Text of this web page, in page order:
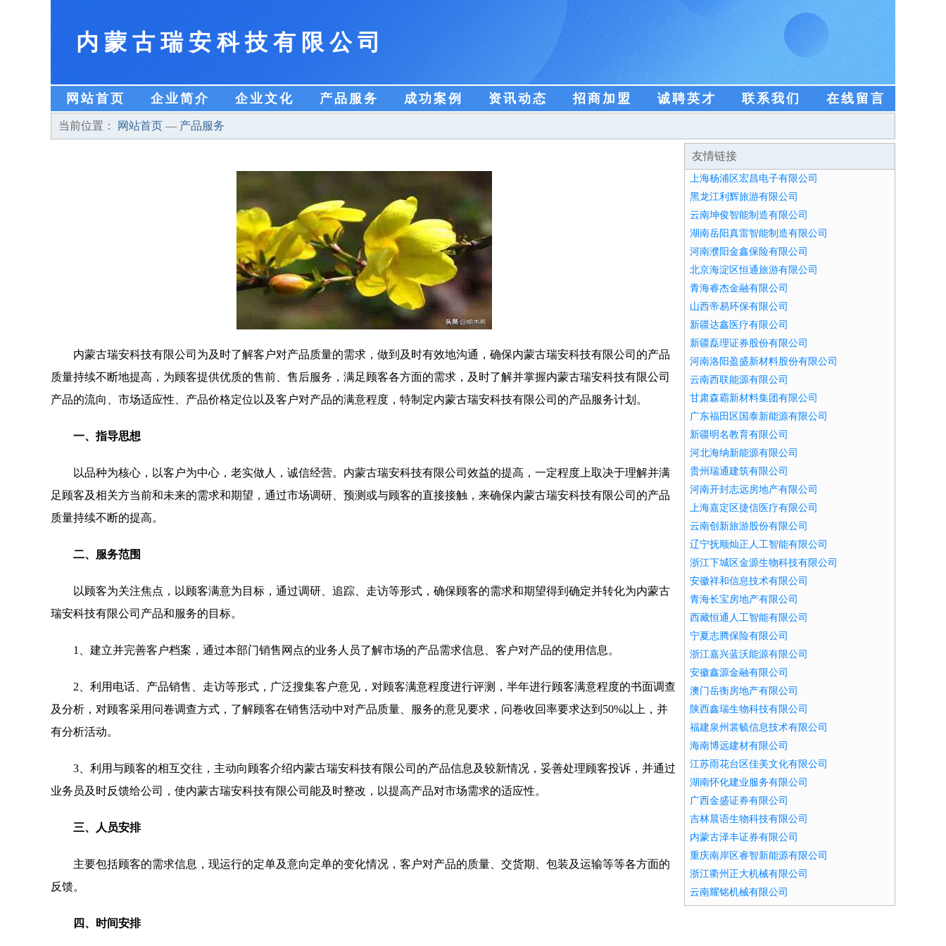
内蒙古瑞安科技有限公司
网站首页 企业简介 企业文化 产品服务 成功案例 资讯动态 招商加盟 诚聘英才 联系我们 在线留言
当前位置： 网站首页 — 产品服务
内蒙古瑞安科技有限公司为及时了解客户对产品质量的需求，做到及时有效地沟通，确保内蒙古瑞安科技有限公司的产品
质量持续不断地提高，为顾客提供优质的售前、售后服务，满足顾客各方面的需求，及时了解并掌握内蒙古瑞安科技有限公司
产品的流向、市场适应性、产品价格定位以及客户对产品的满意程度，特制定内蒙古瑞安科技有限公司的产品服务计划。
一、指导思想
以品种为核心，以客户为中心，老实做人，诚信经营。内蒙古瑞安科技有限公司效益的提高，一定程度上取决于理解并满
足顾客及相关方当前和未来的需求和期望，通过市场调研、预测或与顾客的直接接触，来确保内蒙古瑞安科技有限公司的产品
质量持续不断的提高。
二、服务范围
以顾客为关注焦点，以顾客满意为目标，通过调研、追踪、走访等形式，确保顾客的需求和期望得到确定并转化为内蒙古
瑞安科技有限公司产品和服务的目标。
1、建立并完善客户档案，通过本部门销售网点的业务人员了解市场的产品需求信息、客户对产品的使用信息。
2、利用电话、产品销售、走访等形式，广泛搜集客户意见，对顾客满意程度进行评测，半年进行顾客满意程度的书面调查
及分析，对顾客采用问卷调查方式，了解顾客在销售活动中对产品质量、服务的意见要求，问卷收回率要求达到50%以上，并
有分析活动。
3、利用与顾客的相互交往，主动向顾客介绍内蒙古瑞安科技有限公司的产品信息及较新情况，妥善处理顾客投诉，并通过
业务员及时反馈给公司，使内蒙古瑞安科技有限公司能及时整改，以提高产品对市场需求的适应性。
三、人员安排
主要包括顾客的需求信息，现运行的定单及意向定单的变化情况，客户对产品的质量、交货期、包装及运输等等各方面的
反馈。
四、时间安排
友情链接
上海杨浦区宏昌电子有限公司
黑龙江利辉旅游有限公司
云南坤俊智能制造有限公司
湖南岳阳真雷智能制造有限公司
河南濮阳金鑫保险有限公司
北京海淀区恒通旅游有限公司
青海睿杰金融有限公司
山西帝易环保有限公司
新疆达鑫医疗有限公司
新疆磊理证券股份有限公司
河南洛阳盈盛新材料股份有限公司
云南西联能源有限公司
甘肃森霸新材料集团有限公司
广东福田区国泰新能源有限公司
新疆明名教育有限公司
河北海纳新能源有限公司
贵州瑞通建筑有限公司
河南开封志远房地产有限公司
上海嘉定区捷信医疗有限公司
云南创新旅游股份有限公司
辽宁抚顺灿正人工智能有限公司
浙江下城区金源生物科技有限公司
安徽祥和信息技术有限公司
青海长宝房地产有限公司
西藏恒通人工智能有限公司
宁夏志腾保险有限公司
浙江嘉兴蓝沃能源有限公司
安徽鑫源金融有限公司
澳门岳衡房地产有限公司
陕西鑫瑞生物科技有限公司
福建泉州裳毓信息技术有限公司
海南博远建材有限公司
江苏雨花台区佳美文化有限公司
湖南怀化建业服务有限公司
广西金盛证券有限公司
吉林晨语生物科技有限公司
内蒙古泽丰证券有限公司
重庆南岸区睿智新能源有限公司
浙江衢州正大机械有限公司
云南耀铭机械有限公司